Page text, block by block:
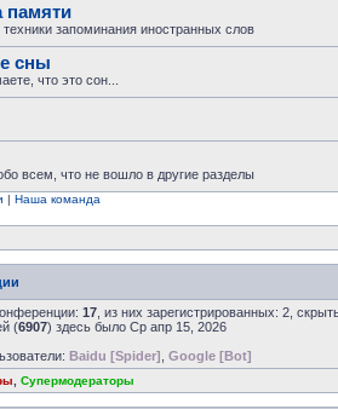
памяти
запоминания иностранных слов
сны
что это сон...
всем, что не вошло в другие разделы
| Наша команда
17 , из них зарегистрированных: 2,
(6907) здесь было Ср апр 15, 2026
Baidu [Spider] Google [Bot]
Супермодераторы